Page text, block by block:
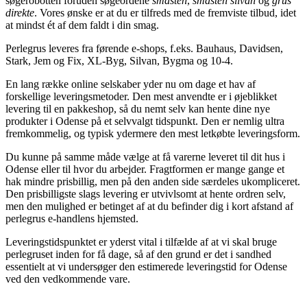
direkte. Vores ønske er at du er tilfreds med de fremviste tilbud, idet
at mindst ét af dem faldt i din smag.
Perlegrus leveres fra førende e-shops, f.eks. Bauhaus, Davidsen,
Stark, Jem og Fix, XL-Byg, Silvan, Bygma og 10-4.
En lang række online selskaber yder nu om dage et hav af
forskellige leveringsmetoder. Den mest anvendte er i øjeblikket
levering til en pakkeshop, så du nemt selv kan hente dine nye
produkter i Odense på et selvvalgt tidspunkt. Den er nemlig ultra
fremkommelig, og typisk ydermere den mest letkøbte leveringsform.
Du kunne på samme måde vælge at få varerne leveret til dit hus i
Odense eller til hvor du arbejder. Fragtformen er mange gange et
hak mindre prisbillig, men på den anden side særdeles ukompliceret.
Den prisbilligste slags levering er utvivlsomt at hente ordren selv,
men den mulighed er betinget af at du befinder dig i kort afstand af
perlegrus e-handlens hjemsted.
Leveringstidspunktet er yderst vital i tilfælde af at vi skal bruge
perlegruset inden for få dage, så af den grund er det i sandhed
essentielt at vi undersøger den estimerede leveringstid for Odense
ved den vedkommende vare.